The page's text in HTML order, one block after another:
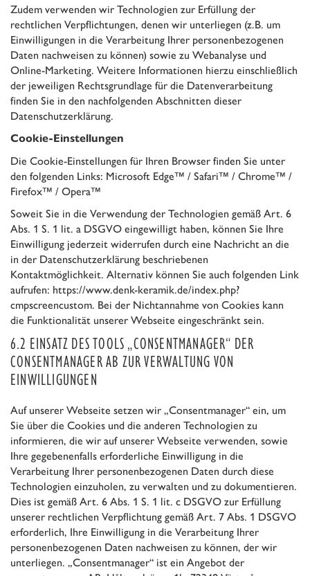
Zudem verwenden wir Technologien zur Erfüllung der
rechtlichen Verpflichtungen, denen wir unterliegen (z.B. um
Einwilligungen in die Verarbeitung Ihrer personenbezogenen
Daten nachweisen zu können) sowie zu Webanalyse und
Online-Marketing. Weitere Informationen hierzu einschließlich
der jeweiligen Rechtsgrundlage für die Datenverarbeitung
finden Sie in den nachfolgenden Abschnitten dieser
Datenschutzerklärung.
Cookie-Einstellungen
Die Cookie-Einstellungen für Ihren Browser finden Sie unter
den folgenden Links: Microsoft Edge™ /Safari™ /Chrome™ /
Firefox™ /Opera™
Soweit Sie in die Verwendung der Technologien gemäß Art. 6
Abs. 1 S. 1 lit. a DSGVO eingewilligt haben, können Sie Ihre
Einwilligung jederzeit widerrufen durch eine Nachricht an die
in der Datenschutzerklärung beschriebenen
Kontaktmöglichkeit. Alternativ können Sie auch folgenden Link
aufrufen: https://www.denk-keramik.de/index.php?
cmpscreencustom. Bei der Nichtannahme von Cookies kann
die Funktionalität unserer Webseite eingeschränkt sein.
6.2 EINSATZ DES TOOLS „CONSENTMANAGER“ DER
CONSENTMANAGER AB ZUR VERWALTUNG VON
EINWILLIGUNGEN
Auf unserer Webseite setzen wir „Consentmanager“ ein, um
Sie über die Cookies und die anderen Technologien zu
informieren, die wir auf unserer Webseite verwenden, sowie
Ihre gegebenenfalls erforderliche Einwilligung in die
Verarbeitung Ihrer personenbezogenen Daten durch diese
Technologien einzuholen, zu verwalten und zu dokumentieren.
Dies ist gemäß Art. 6 Abs. 1 S. 1 lit. c DSGVO zur Erfüllung
unserer rechtlichen Verpflichtung gemäß Art. 7 Abs. 1 DSGVO
erforderlich, Ihre Einwilligung in die Verarbeitung Ihrer
personenbezogenen Daten nachweisen zu können, der wir
unterliegen. „Consentmanager“ ist ein Angebot der